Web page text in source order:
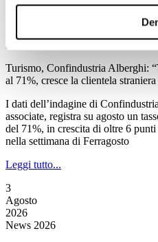
Turismo, Confindustria Alberghi:
al 71%, cresce la clientela
I dati dell’indagine di
associate, registra su agosto un
del 71%, in crescita di oltre 6
nella settimana di Ferragosto
Leggi tutto...
3
Agosto
2026
News 2026